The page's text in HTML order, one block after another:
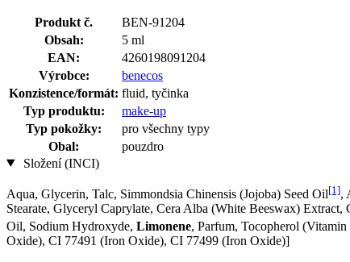
Produkt č.
BEN-91204
Obsah:
5 ml
EAN:
4260198091204
Výrobce:
benecos
Konzistence/formát: fluid, tyčinka
Typ produktu:
make-up
Typ pokožky:
pro všechny typy
Obal:
pouzdro
Složení (INCI)
Aqua, Glycerin, Talc, Simmondsia Chinensis (Jojoba) Seed Oil[1],
Stearate, Glyceryl Caprylate, Cera Alba (White Beeswax)
Oil, Sodium Hydroxyde, Limonene, Parfum, Tocopherol
Oxide), CI 77491 (Iron Oxide), CI 77499 (Iron Oxide)]